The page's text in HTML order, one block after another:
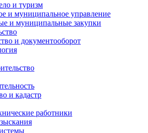
и туризм
и муниципальное управление
и муниципальные закупки
и документооборот
и кадастр
работники